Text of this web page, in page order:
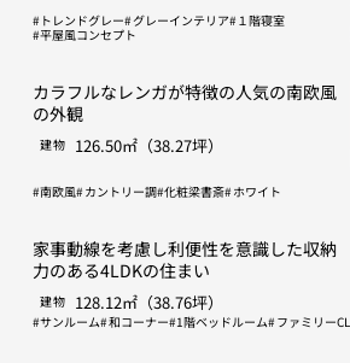
トレンドグレー グレーインテリア
１階寝室
平屋風コンセプト
カラフルなレンガが特徴の人気の南欧風
の外観
建物 126.50㎡（38.27坪）
南欧風 カントリー調 化粧梁書斎 ホワイト
家事動線を考慮し利便性を意識した収納
力のある4LDKの住まい
建物 128.12㎡（38.76坪）
サンルーム 和コーナー 1階ベッドルーム ファミリーCL